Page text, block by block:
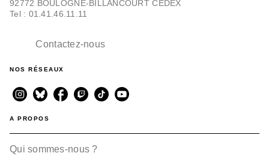
92772 BOULOGNE-BILLANCOURT CEDEX
Tel : 01.41.46.11.11
Contactez-nous
NOS RÉSEAUX
A PROPOS
Qui sommes-nous ?